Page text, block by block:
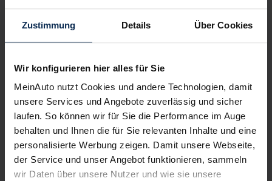
Zustimmung Details Über Cookies
Wir konfigurieren hier alles für Sie
MeinAuto nutzt Cookies und andere Technologien, damit
unsere Services und Angebote zuverlässig und sicher
laufen. So können wir für Sie die Performance im Auge
behalten und Ihnen die für Sie relevanten Inhalte und eine
personalisierte Werbung zeigen. Damit unsere Webseite,
der Service und unser Angebot funktionieren, sammeln
wir Daten über unsere Nutzer und wie sie unsere
Wir sind stolz auf eine hohe
dadurch ihr Wunschauto zum Top-Rabatt erhalten und
bewerten unsere Arbeit positiv.
Sehen Sie sich unsere Bewertungen an: